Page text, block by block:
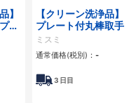
】
タ
【クリーン洗浄品】
プレート付丸棒取手
ミスミ
通常価格(税別)： -
3 日目